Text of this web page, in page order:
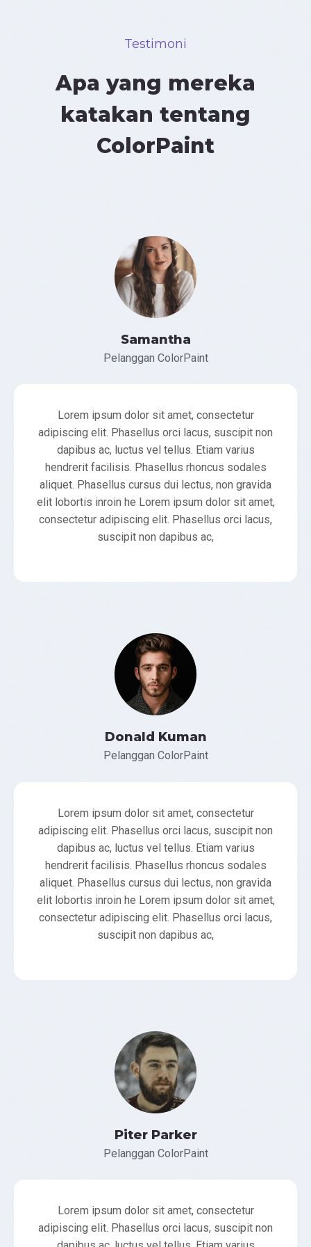
Testimoni
Apa yang mereka
katakan tentang
ColorPaint
Samantha
Pelanggan ColorPaint
Lorem ipsum dolor sit amet, consectetur
adipiscing elit. Phasellus orci lacus, suscipit non
dapibus ac, luctus vel tellus. Etiam varius
hendrerit facilisis. Phasellus rhoncus sodales
aliquet. Phasellus cursus dui lectus, non gravida
elit lobortis inroin he Lorem ipsum dolor sit amet,
consectetur adipiscing elit. Phasellus orci lacus,
suscipit non dapibus ac,
Donald Kuman
Pelanggan ColorPaint
Lorem ipsum dolor sit amet, consectetur
adipiscing elit. Phasellus orci lacus, suscipit non
dapibus ac, luctus vel tellus. Etiam varius
hendrerit facilisis. Phasellus rhoncus sodales
aliquet. Phasellus cursus dui lectus, non gravida
elit lobortis inroin he Lorem ipsum dolor sit amet,
consectetur adipiscing elit. Phasellus orci lacus,
suscipit non dapibus ac,
Piter Parker
Pelanggan ColorPaint
Lorem ipsum dolor sit amet, consectetur
adipiscing elit. Phasellus orci lacus, suscipit non